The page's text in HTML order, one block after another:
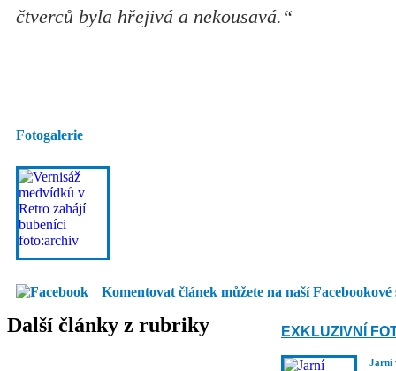
čtverců byla hřejivá a nekousavá.“
Fotogalerie
Komentovat článek můžete na naší Facebookové
Další články z rubriky EXKLUZIVNÍ
Jarní